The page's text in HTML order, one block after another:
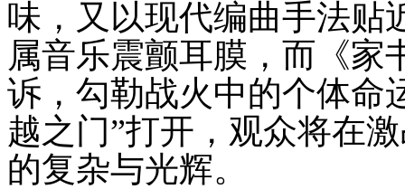
味，又以现代编曲手法贴
属音乐震颤耳膜，而《家
诉，勾勒战火中的个体命
越之门”打开，观众将在
的复杂与光辉。